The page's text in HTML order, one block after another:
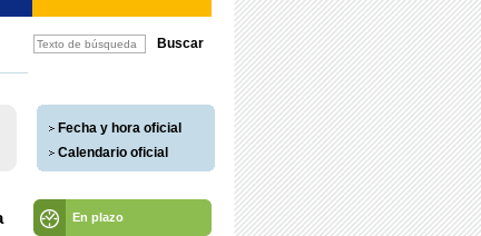
Fecha y hora oficial
Calendario oficial
En plazo